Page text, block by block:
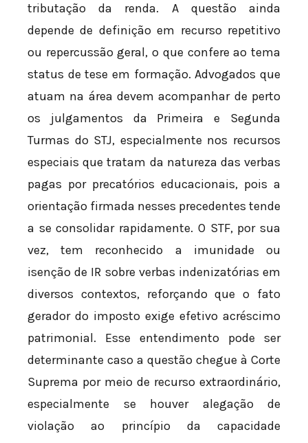
tributação da renda. A questão ainda
depende de definição em recurso repetitivo
ou repercussão geral, o que confere ao tema
status de tese em formação. Advogados que
atuam na área devem acompanhar de perto
os julgamentos da Primeira e Segunda
Turmas do STJ, especialmente nos recursos
especiais que tratam da natureza das verbas
pagas por precatórios educacionais, pois a
orientação firmada nesses precedentes tende
a se consolidar rapidamente. O STF, por sua
vez, tem reconhecido a imunidade ou
isenção de IR sobre verbas indenizatórias em
diversos contextos, reforçando que o fato
gerador do imposto exige efetivo acréscimo
patrimonial. Esse entendimento pode ser
determinante caso a questão chegue à Corte
Suprema por meio de recurso extraordinário,
especialmente se houver alegação de
violação ao princípio da capacidade